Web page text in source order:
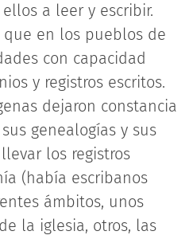
a leer y escribir.
en los pueblos de
con capacidad
y registros escritos.
dejaron constancia
genealogías y sus
los registros
(había escribanos
ámbitos, unos
la iglesia, otros, las